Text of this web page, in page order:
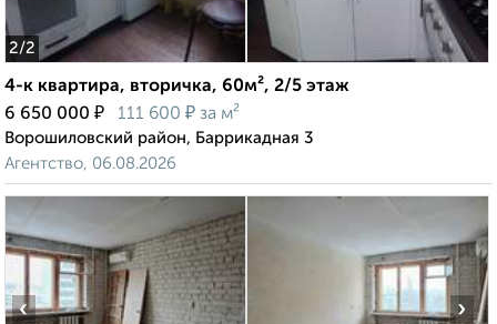
2/2
4-к квартира, вторичка, 60м², 2/5 этаж
6 650 000 ₽ 111 600 ₽ за м²
Ворошиловский район, Баррикадная 3
Агентство, 06.08.2026
‹ ›